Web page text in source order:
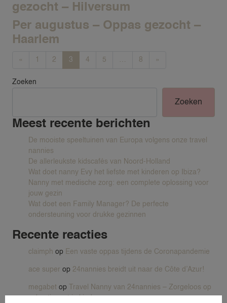
VACATURES
GEZINNEN
NANNY TARIEVEN
LOCATIES
KIJKJE IN ONZE WERELD
gezocht – Hilversum
Per augustus – Oppas gezocht –
Haarlem
Berichten navigatie
« 1 2 3 4 5 … 8 »
Zoeken
Zoeken
Meest recente berichten
De mooiste speeltuinen van Europa volgens onze travel
nannies
De allerleukste kidscafés van Noord-Holland
Wat doet nanny Evy het liefste met kinderen op Ibiza?
Nanny met medische zorg: een complete oplossing voor
jouw gezin
Wat doet een Family Manager? De perfecte
ondersteuning voor drukke gezinnen
Recente reacties
claimph op Een vaste oppas tijdens de Coronapandemie
ace super op 24nannies breidt uit naar de Côte d’Azur!
megabet op
Travel Nanny van 24nannies – Zorgeloos op